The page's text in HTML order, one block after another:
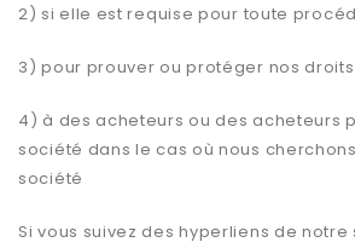
2) si elle est requise pour toute
3) pour prouver ou protéger nos
4) à des acheteurs ou des acheteurs
société dans le cas où nous
société
Si vous suivez des hyperliens de notre